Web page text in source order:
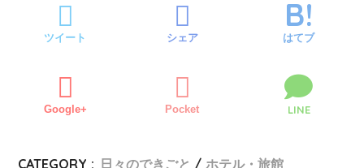
ツイート シェア はてブ
Google+ Pocket LINE
CATEGORY : 日々のできごと
ホテル・旅館